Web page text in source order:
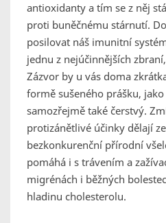
antioxidanty a tím se z něj
proti buněčnému stárnutí.
posilovat náš imunitní
jednu z nejúčinnějších
Zázvor by u vás doma
formě sušeného prášku,
samozřejmě také čerstvý.
protizánětlivé účinky dělají
bezkonkurenční přírodní
pomáhá i s trávením a
migrénách i běžných
hladinu cholesterolu.